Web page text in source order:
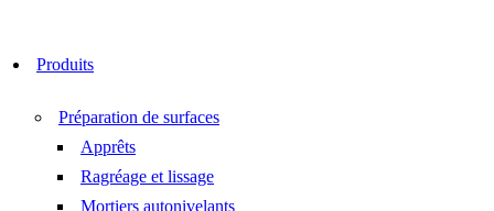
Produits
Préparation de surfaces
Apprêts
Ragréage et lissage
Mortiers autonivelants